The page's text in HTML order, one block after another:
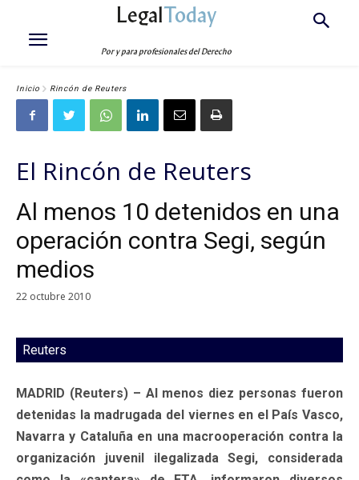
LegalToday
Por y para profesionales del Derecho
Inicio Rincón de Reuters
El Rincón de Reuters
Al menos 10 detenidos en una
operación contra Segi, según
medios
22 octubre 2010
Reuters
MADRID (Reuters) – Al menos diez personas fueron
detenidas la madrugada del viernes en el País Vasco,
Navarra y Cataluña en una macrooperación contra la
organización juvenil ilegalizada Segi, considerada